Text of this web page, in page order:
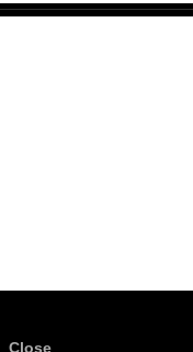
Close